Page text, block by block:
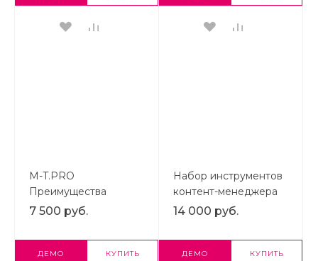
страниц
M-T.PRO
Преимущества
компании (тизеры)
размещения в любом
месте сайта
7 500 руб.
ДЕМО КУПИТЬ
Набор инструментов
контент-менеджера
Знак #: слайдеры,
кнопки
14 000 руб.
ДЕМО КУПИТЬ